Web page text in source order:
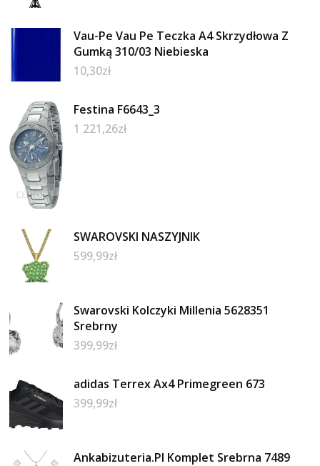
Vau-Pe Vau Pe Teczka A4 Skrzydłowa Z
Gumką 310/03 Niebieska
10,30zł
Festina F6643_3
1 221,26zł
SWAROVSKI NASZYJNIK
599,99zł
Swarovski Kolczyki Millenia 5628351
Srebrny
399,99zł
adidas Terrex Ax4 Primegreen 673
399,99zł
Ankabizuteria.Pl Komplet Srebrna 7489